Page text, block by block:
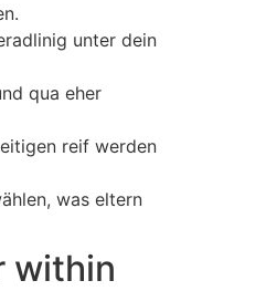
unter dein
qua eher
reif werden
was eltern
within